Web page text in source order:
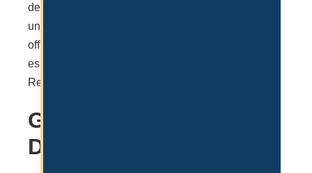
der alle bisherigen Angaben nochmal unterzeichnet
und bestätigt werden. Wenn der Firmenname
offiziell von der Behörde freigegeben wurde, kommt
es nochmals zur Unterzeichnung der Shareholder
Resolution & MOA (Gesellschafter Vertrag).
Gründung &
Dokumente